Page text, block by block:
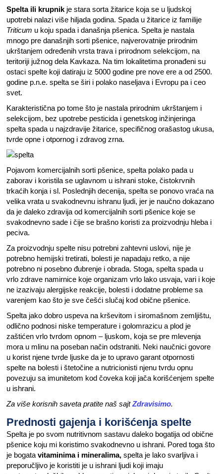
Spelta ili krupnik je stara sorta žitarice koja se u ljudskoj
upotrebi nalazi više hiljada godina. Spada u žitarice iz familije
Triticum u koju spada i današnja pšenica. Spelta je nastala
mnogo pre današnjih sorti pšenice, najverovatnije prirodnim
ukrštanjem određenih vrsta trava i prirodnom selekcijom, na
teritoriji južnog dela Kavkaza. Na tim lokalitetima pronađeni su
ostaci spelte koji datiraju iz 5000 godine pre nove ere a od 2500.
godine p.n.e. spelta se širi i polako naseljava i Evropu pa i ceo
svet.
Karakteristična po tome što je nastala prirodnim ukrštanjem i
selekcijom, bez upotrebe pesticida i genetskog inžinjeringa
spelta spada u najzdravije žitarice, specifičnog orašastog ukusa,
tvrde opne i otpornog i zdravog zrna.
Pojavom komercijalnih sorti pšenice, spelta polako pada u
zaborav i koristila se uglavnom u ishrani stoke, čistokrvnih
trkaćih konja i sl. Poslednjih decenija, spelta se ponovo vraća na
velika vrata u svakodnevnu ishranu ljudi, jer je naučno dokazano
da je daleko zdravija od komercijalnih sorti pšenice koje se
svakodnevno sade i čije se brašno koristi za proizvodnju hleba i
peciva.
Za proizvodnju spelte nisu potrebni zahtevni uslovi, nije je
potrebno hemijski tretirati, bolesti je napadaju retko, a nije
potrebno ni posebno đubrenje i obrada. Stoga, spelta spada u
vrlo zdrave namirnice koje organizam vrlo lako usvaja, vari i koje
ne izazivaju alergijske reakcije, bolesti i dodatne probleme sa
varenjem kao što je sve češći slučaj kod obične pšenice.
Spelta jako dobro uspeva na krševitom i siromašnom zemljištu,
odlično podnosi niske temperature i golomrazicu a plod je
zaštićen vrlo tvrdom opnom – ljuskom, koja se pre mlevenja
mora u mlinu na poseban način odstraniti. Neki naučnici govore
u korist njene tvrde ljuske da je to upravo garant otpornosti
spelte na bolesti i štetočine a nutricionisti njenu tvrdu opnu
povezuju sa imunitetom kod čoveka koji jača korišćenjem spelte
u ishrani.
Za više korisnih saveta pratite naš sajtZdravisimo.
Prednosti gajenja i korišćenja spelte
Spelta je po svom nutritivnom sastavu daleko bogatija od obične
pšenice koju mi koristimo svakodnevno u ishrani. Pored toga što
je bogatavitaminima i mineralima, spelta je lako svarljiva i
preporučljivo je koristiti je u ishrani ljudi koji imaju